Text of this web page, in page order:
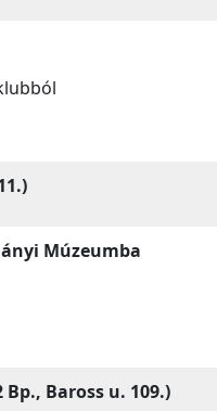
Múzeumba
Baross u. 109.)